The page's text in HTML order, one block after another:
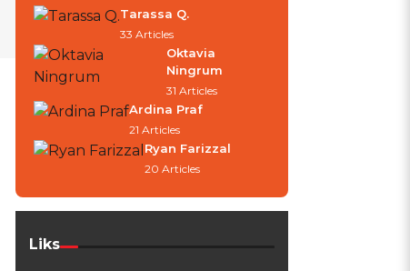
Tarassa Q.
33 Articles
Oktavia
Ningrum
31 Articles
Ardina Praf
21 Articles
Ryan Farizzal
20 Articles
Liks